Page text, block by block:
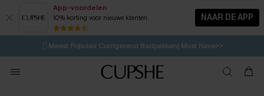
App-voordelen
10% korting voor nieuwe klanten NAAR DE APP
⚡️LAATSTE KANS | Tot 50% korting>>
🩱Meest Populair Corrigerend Badpakken| Must Have>>
💌Abonneer je & ontvang tot 15% korting>>
Koop 3, krijg 15% korting | CODE: SW15